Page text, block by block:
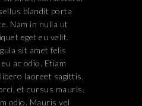
blandit porta
Nam in nulla ut
eget eu velit.
sit amet felis
ac odio. Etiam
laoreet sagittis.
et cursus mauris.
odio. Mauris vel